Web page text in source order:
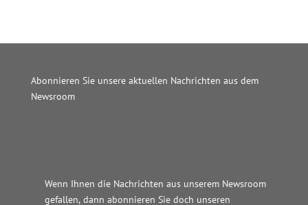
Abonnieren Sie unsere aktuellen Nachrichten aus dem
Newsroom
Wenn Ihnen die Nachrichten aus unserem Newsroom
gefallen, dann abonnieren Sie doch unseren